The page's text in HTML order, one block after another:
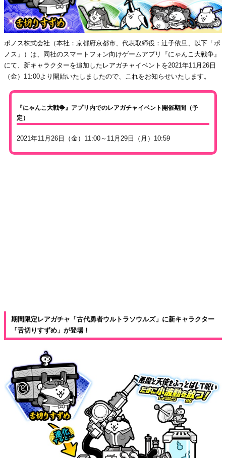
ポノス株式会社（本社：京都府京都市、代表取締役：辻子依旦、以下「ポ
ノス」）は、同社のスマートフォン向けゲームアプリ『にゃんこ大戦争』
にて、新キャラクターを追加したレアガチャイベントを2021年11月26日
（金）11:00より開始いたしましたので、これをお知らせいたします。
『にゃんこ大戦争』アプリ内でのレアガチャイベント開催期間（予
定）
2021年11月26日（金）11:00～11月29日（月）10:59
期間限定レアガチャ「古代勇者ウルトラソウルズ」に新キャラクター
「舌切りすずめ」が登場！